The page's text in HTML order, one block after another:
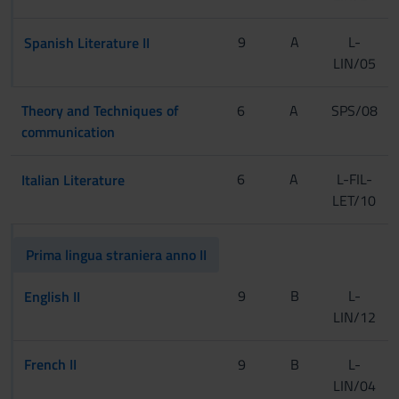
Spanish Literature II
[Tur]
9 A
L-
LIN/05
Theory and Techniques of
communication
6 A SPS/08
Italian Literature
[Tur]
6 A
L-FIL-
LET/10
Prima lingua straniera anno II
English II
9 B
L-
LIN/12
French II 9 B
L-
LIN/04